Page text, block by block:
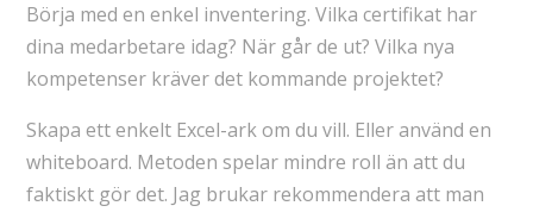
Börja med en enkel inventering. Vilka certifikat har
dina medarbetare idag? När går de ut? Vilka nya
kompetenser kräver det kommande projektet?
Skapa ett enkelt Excel-ark om du vill. Eller använd en
whiteboard. Metoden spelar mindre roll än att du
faktiskt gör det. Jag brukar rekommendera att man